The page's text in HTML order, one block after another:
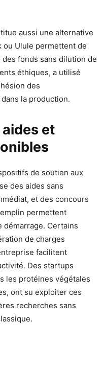
aussi une alternative
ou Ulule permettent de
fonds sans dilution de
éthiques, a utilisé
des
la production.
aides et
de soutien aux
des aides sans
et des concours
permettent
démarrage. Certains
de charges
facilitent
Des startups
les protéines végétales
ont su exploiter ces
recherches sans